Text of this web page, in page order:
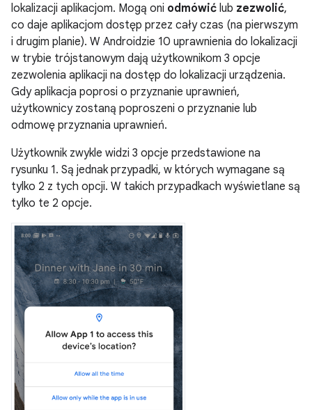
lokalizacji aplikacjom. Mogą oni odmówić lub zezwolić,
co daje aplikacjom dostęp przez cały czas (na pierwszym
i drugim planie). W Androidzie 10 uprawnienia do lokalizacji
w trybie trójstanowym dają użytkownikom 3 opcje
zezwolenia aplikacji na dostęp do lokalizacji urządzenia.
Gdy aplikacja poprosi o przyznanie uprawnień,
użytkownicy zostaną poproszeni o przyznanie lub
odmowę przyznania uprawnień.
Użytkownik zwykle widzi 3 opcje przedstawione na
rysunku 1. Są jednak przypadki, w których wymagane są
tylko 2 z tych opcji. W takich przypadkach wyświetlane są
tylko te 2 opcje.